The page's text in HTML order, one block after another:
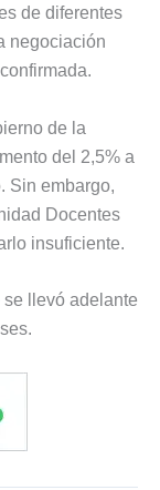
de diferentes
negociación
de la
del 2,5% a
Sin embargo,
Docentes
insuficiente.
se llevó adelante